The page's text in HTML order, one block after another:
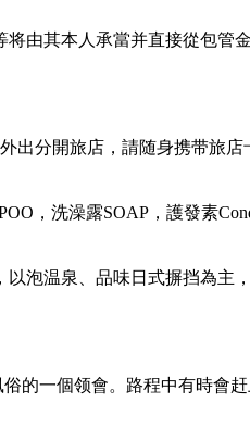
由其本人承當并直接從包管
出分開旅店，請随身携带旅店
，洗澡露SOAP，護發素
泡温泉、品味日式摒挡為主
的一個领會。路程中有時會